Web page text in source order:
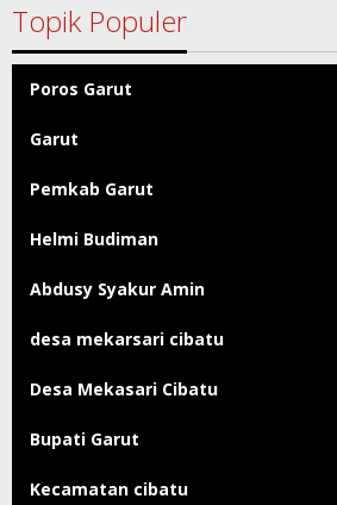
Topik Populer
Poros Garut
Garut
Pemkab Garut
Helmi Budiman
Abdusy Syakur Amin
desa mekarsari cibatu
Desa Mekasari Cibatu
Bupati Garut
Kecamatan cibatu